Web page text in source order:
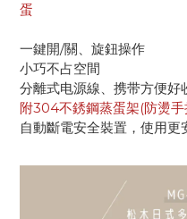
蛋
一鍵開/關、旋鈕操作
小巧不占空間
分離式电源線、携带方便好
附304不銹鋼蒸蛋架(防燙
自動斷電安全裝置，使用更